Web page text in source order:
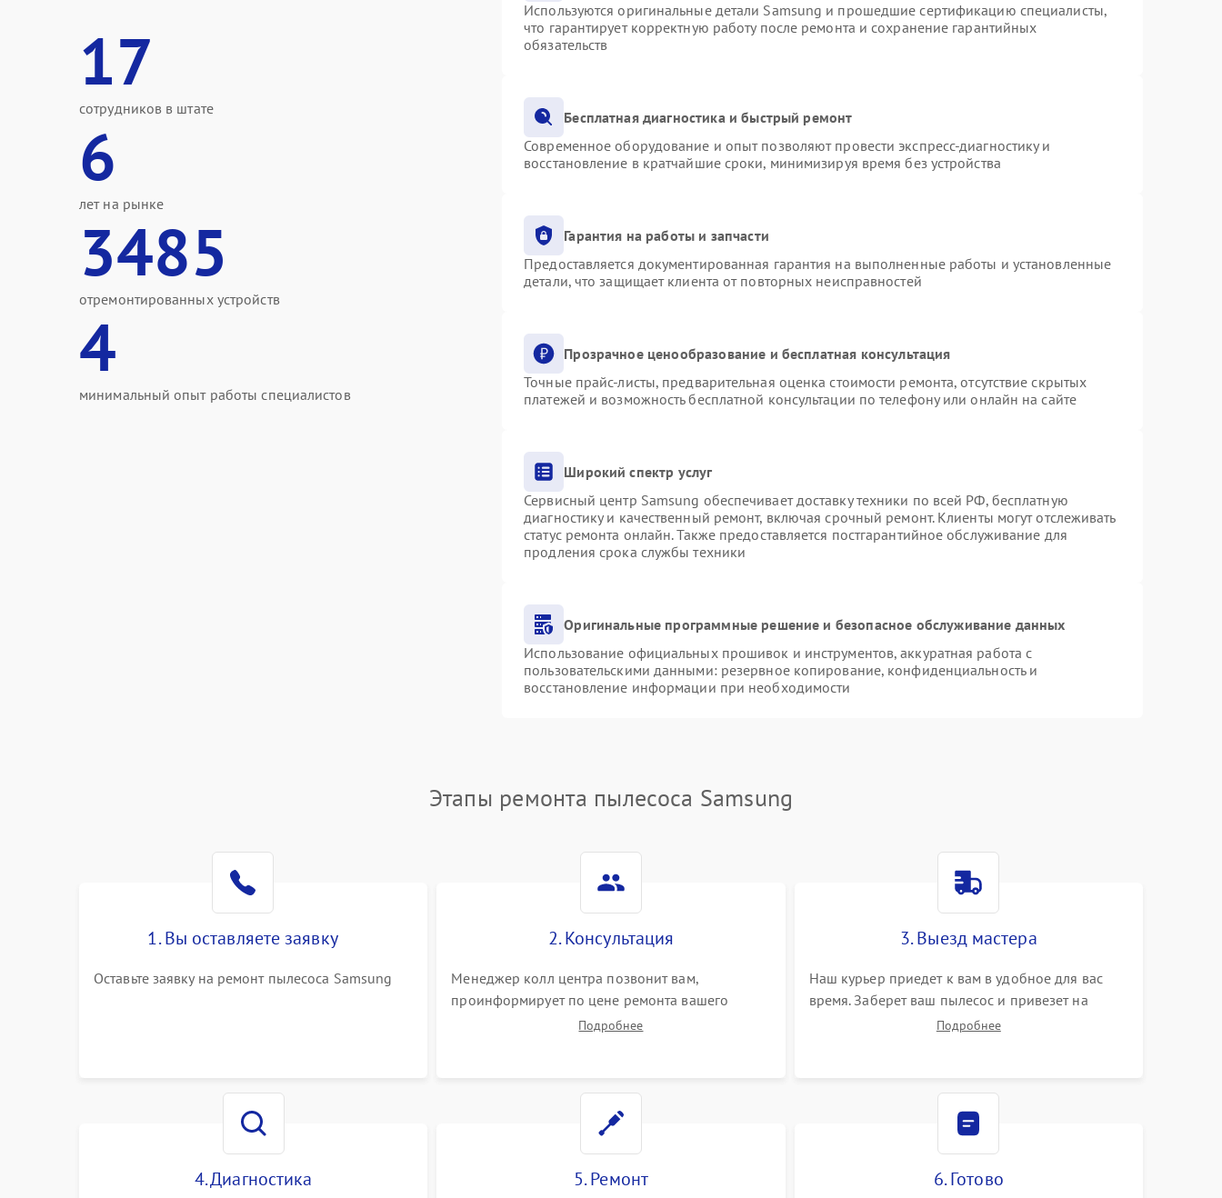
17
сотрудников в штате
6
лет на рынке
3485
отремонтированных устройств
4
минимальный опыт работы специалистов
Используются оригинальные детали Samsung и прошедшие сертификацию специалисты,
что гарантирует корректную работу после ремонта и сохранение гарантийных
обязательств
Бесплатная диагностика и быстрый ремонт
Современное оборудование и опыт позволяют провести экспресс-диагностику и
восстановление в кратчайшие сроки, минимизируя время без устройства
Гарантия на работы и запчасти
Предоставляется документированная гарантия на выполненные работы и установленные
детали, что защищает клиента от повторных неисправностей
Прозрачное ценообразование и бесплатная консультация
Точные прайс-листы, предварительная оценка стоимости ремонта, отсутствие скрытых
платежей и возможность бесплатной консультации по телефону или онлайн на сайте
Широкий спектр услуг
Сервисный центр Samsung обеспечивает доставку техники по всей РФ, бесплатную
диагностику и качественный ремонт, включая срочный ремонт. Клиенты могут отслеживать
статус ремонта онлайн. Также предоставляется постгарантийное обслуживание для
продления срока службы техники
Оригинальные программные решение и безопасное обслуживание данных
Использование официальных прошивок и инструментов, аккуратная работа с
пользовательскими данными: резервное копирование, конфиденциальность и
восстановление информации при необходимости
Этапы ремонта пылесоса Samsung
1. Вы оставляете заявку
Оставьте заявку на ремонт пылесоса Samsung
2. Консультация
Менеджер колл центра позвонит вам,
проинформирует по цене ремонта вашего
пылесоса а также ответит на все ваши вопросы.
Подробнее
3. Выезд мастера
Наш курьер приедет к вам в удобное для вас
время. Заберет ваш пылесос и привезет на
склад для диагностики.Подробнее
4. Диагностика 5. Ремонт 6. Готово